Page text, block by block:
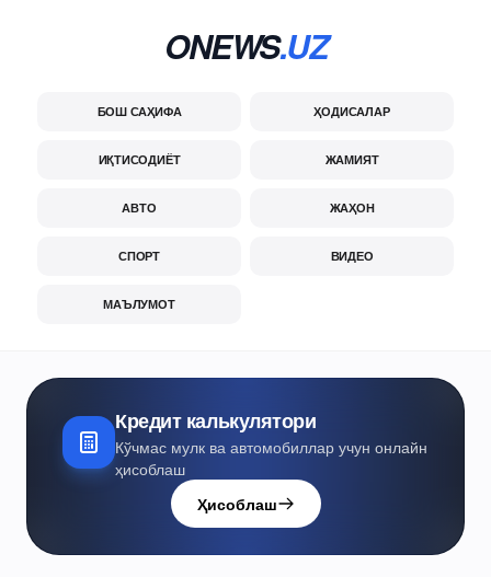
ONEWS.UZ
БОШ САҲИФА ҲОДИСАЛАР
ИҚТИСОДИЁТ ЖАМИЯТ
АВТО ЖАҲОН
СПОРТ ВИДЕО
МАЪЛУМОТ
Кредит калькулятори
Кўчмас мулк ва автомобиллар учун онлайн
ҳисоблаш
Ҳисоблаш